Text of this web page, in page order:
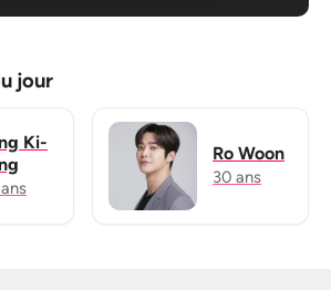
jour
Ki-
Ro Woon
30 ans